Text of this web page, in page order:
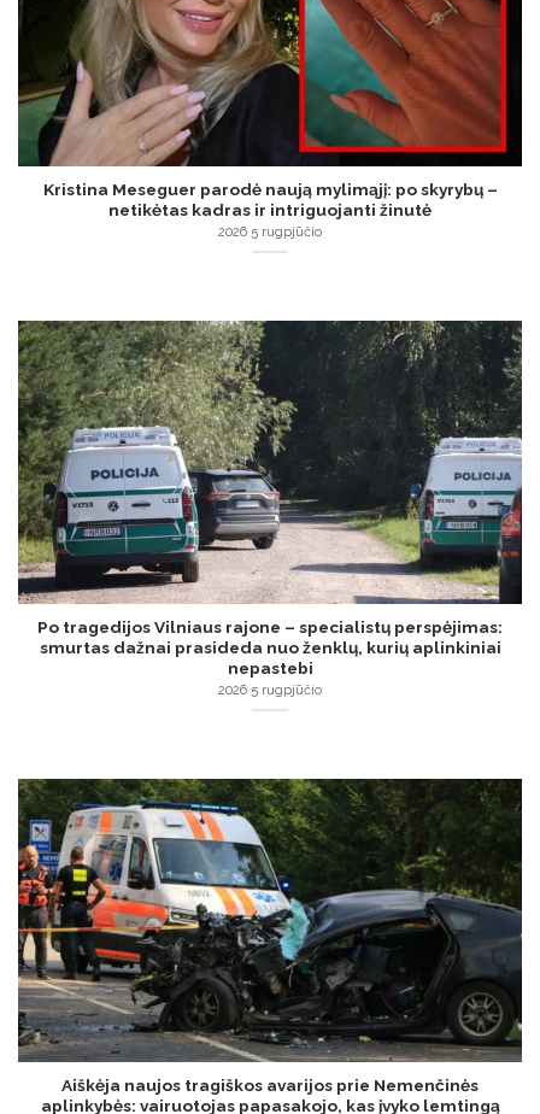
Kristina Meseguer parodė naują mylimąjį: po skyrybų –
netikėtas kadras ir intriguojanti žinutė
2026 5 rugpjūčio
Po tragedijos Vilniaus rajone – specialistų perspėjimas:
smurtas dažnai prasideda nuo ženklų, kurių aplinkiniai
nepastebi
2026 5 rugpjūčio
Aiškėja naujos tragiškos avarijos prie Nemenčinės
aplinkybės: vairuotojas papasakojo, kas įvyko lemtingą